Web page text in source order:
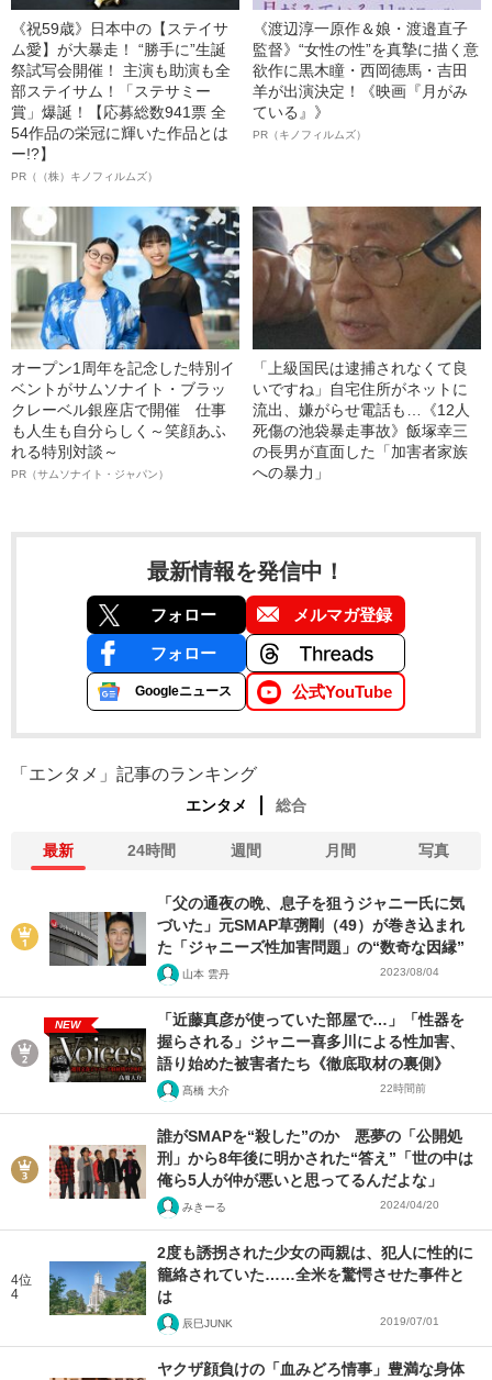
《祝59歳》日本中の【ステイサ
ム愛】が大暴走！ “勝手に”生誕
祭試写会開催！ 主演も助演も全
部ステイサム！「ステサミー
賞」爆誕！【応募総数941票 全
54作品の栄冠に輝いた作品とは
ー!?】
PR（（株）キノフィルムズ）
《渡辺淳一原作＆娘・渡邉直子
監督》“女性の性”を真摯に描く意
欲作に黒木瞳・西岡德馬・吉田
羊が出演決定！《映画『月がみ
ている』》
PR（キノフィルムズ）
オープン1周年を記念した特別イ
ベントがサムソナイト・ブラッ
クレーベル銀座店で開催 仕事
も人生も自分らしく～笑顔あふ
れる特別対談～
PR（サムソナイト・ジャパン）
「上級国民は逮捕されなくて良
いですね」自宅住所がネットに
流出、嫌がらせ電話も…《12人
死傷の池袋暴走事故》飯塚幸三
の長男が直面した「加害者家族
への暴力」
最新情報を発信中！
フォロー メルマガ登録
フォロー
Googleニュース 公式YouTube
「エンタメ」記事のランキング
エンタメ 総合
最新 24時間 週間 月間 写真
「父の通夜の晩、息子を狙うジャニー氏に気
づいた」元SMAP草彅剛（49）が巻き込まれ
た「ジャニーズ性加害問題」の“数奇な因縁”
山本 雲丹 2023/08/04
NEW
「近藤真彦が使っていた部屋で…」「性器を
握らされる」ジャニー喜多川による性加害、
語り始めた被害者たち《徹底取材の裏側》
髙橋 大介 22時間前
誰がSMAPを“殺した”のか 悪夢の「公開処
刑」から8年後に明かされた“答え”「世の中は
俺ら5人が仲が悪いと思ってるんだよな」
みきーる 2024/04/20
4位
4
2度も誘拐された少女の両親は、犯人に性的に
籠絡されていた……全米を驚愕させた事件と
は
辰巳JUNK 2019/07/01
ヤクザ顔負けの「血みどろ情事」豊満な身体